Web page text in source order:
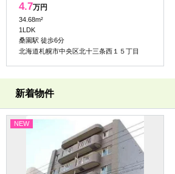
4.7万円
34.68m²
1LDK
桑園駅 徒歩6分
北海道札幌市中央区北十三条西１５丁目
新着物件
NEW